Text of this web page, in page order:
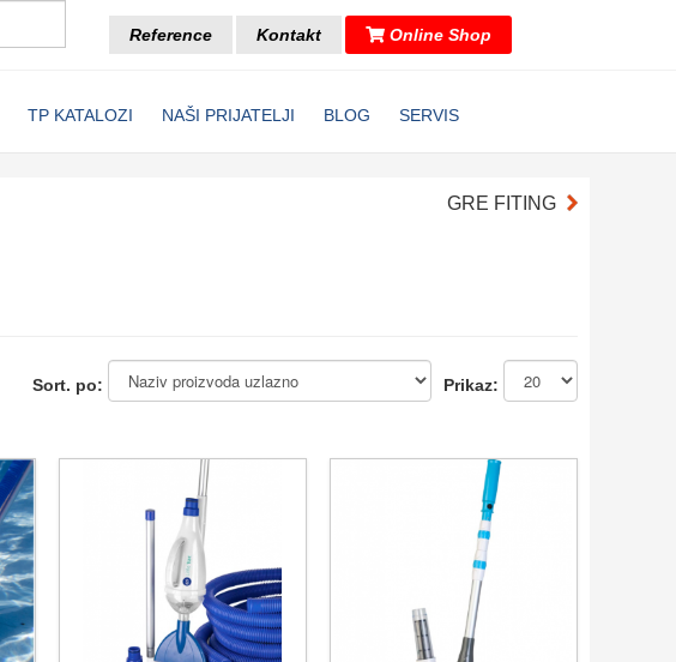
Reference Kontakt Online Shop
TP KATALOZI NAŠI PRIJATELJI BLOG SERVIS
GRE FITING
Prikaz:
Sort. po: